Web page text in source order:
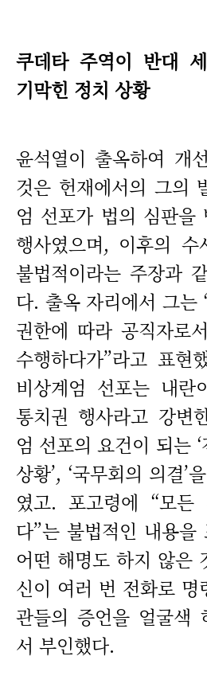
쿠데타 주역이 반대
기막힌 정치 상황
윤석열이 출옥하여 개
것은 헌재에서의 그의
엄 선포가 법의 심판을
행사였으며, 이후의
불법적이라는 주장과
다. 출옥 자리에서 그는
권한에 따라 공직자로
수행하다가”라고 표현
비상계엄 선포는 내란
통치권 행사라고 강변
엄 선포의 요건이 되는
상황’, ‘국무회의 의결’
였고. 포고령에 “모든
다”는 불법적인 내용을
어떤 해명도 하지 않은
신이 여러 번 전화로 명
관들의 증언을 얼굴색
서 부인했다.